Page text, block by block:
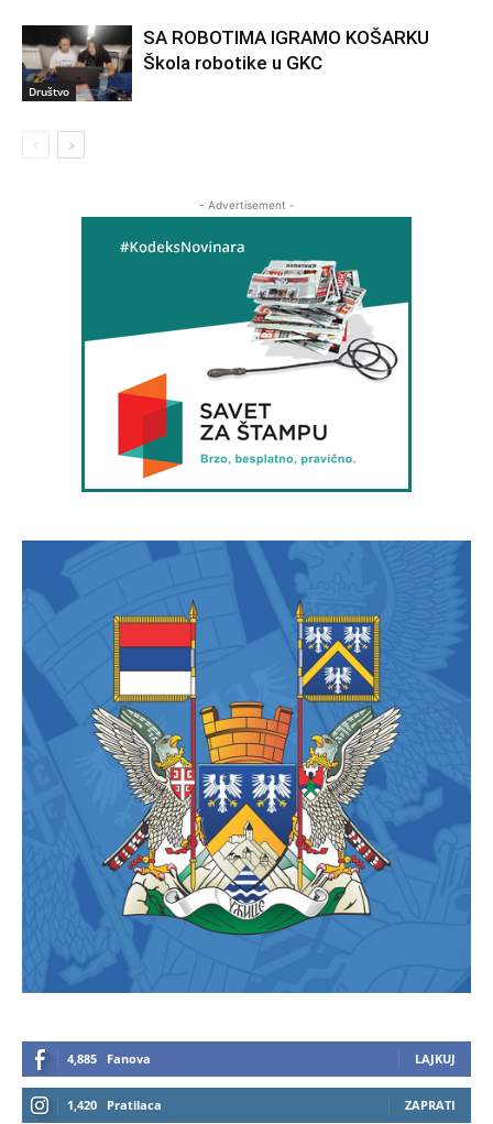
Društvo
SA ROBOTIMA IGRAMO KOŠARKU
Škola robotike u GKC
- Advertisement -
4,885 Fanova LAJKUJ
1,420 Pratilaca ZAPRATI